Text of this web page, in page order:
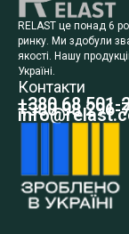
RELAST це понад 6
ринку. Ми здобули
якості. Нашу
Україні.
Контакти
+380 68 501-
+380 98 296-